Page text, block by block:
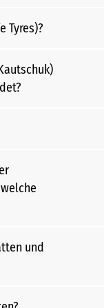
Tyres)?
und